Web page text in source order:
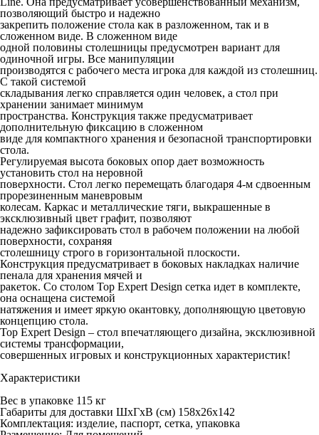
позволяющий быстро и надежно
закрепить положение стола как в разложенном, так и в
сложенном виде. В сложенном виде
одной половины столешницы предусмотрен вариант для
одиночной игры. Все манипуляции
производятся с рабочего места игрока для каждой из столешниц.
С такой системой
складывания легко справляется один человек, а стол при
хранении занимает минимум
пространства. Конструкция также предусматривает
дополнительную фиксацию в сложенном
виде для компактного хранения и безопасной транспортировки
стола.
Регулируемая высота боковых опор дает возможность
установить стол на неровной
поверхности. Стол легко перемещать благодаря 4-м сдвоенным
прорезиненным маневровым
колесам. Каркас и металлические тяги, выкрашенные в
эксклюзивный цвет графит, позволяют
надежно зафиксировать стол в рабочем положении на любой
поверхности, сохраняя
столешницу строго в горизонтальной плоскости.
Конструкция предусматривает в боковых накладках наличие
пенала для хранения мячей и
ракеток. Со столом Top Expert Design сетка идет в комплекте,
она оснащена системой
натяжения и имеет яркую окантовку, дополняющую цветовую
концепцию стола.
Top Expert Design – стол впечатляющего дизайна, эксклюзивной
системы трансформации,
совершенных игровых и конструкционных характеристик!
Характеристики
Вес в упаковке 115 кг
Габариты для доставки ШхГхВ (см) 158х26х142
Комплектация: изделие, паспорт, сетка, упаковка